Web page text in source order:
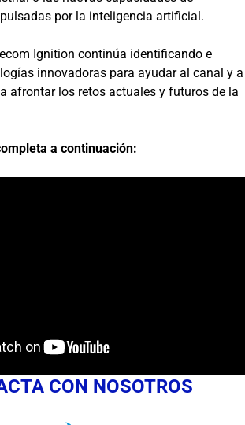
por la inteligencia artificial.
Ignition continúa identificando e
innovadoras para ayudar al canal y a
afrontar los retos actuales y futuros de la
a continuación:
CON NOSOTROS